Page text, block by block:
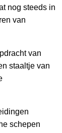
nog steeds in
van
van
staaltje van
schepen